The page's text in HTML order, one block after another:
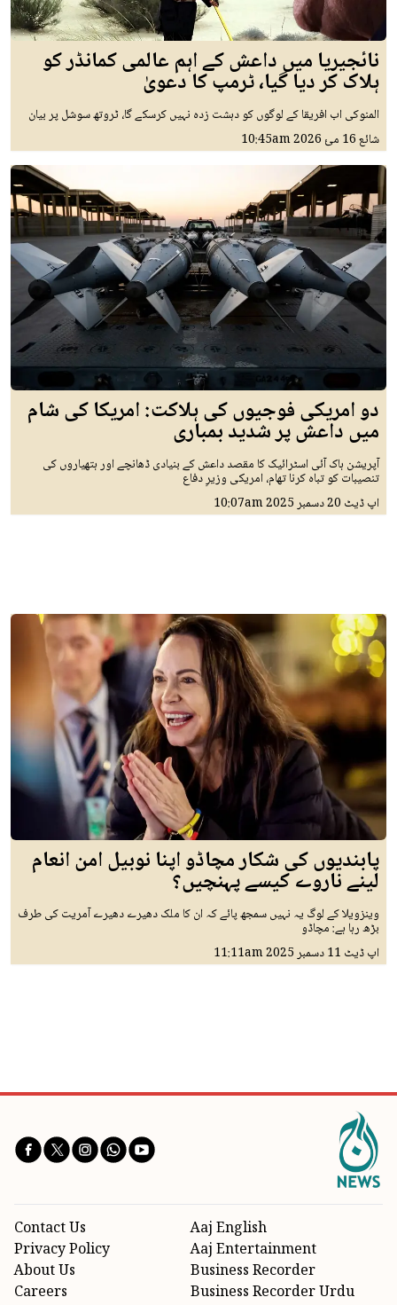
نائجیریا میں داعش کے اہم عالمی کمانڈر کو
ہلاک کر دیا گیا، ٹرمپ کا دعویٰ
المنوکی اب افریقا کے لوگوں کو دہشت زدہ نہیں کرسکے گا، ٹروتھ سوشل پر بیان
شائع16 مئ 2026 10:45am
دو امریکی فوجیوں کی ہلاکت: امریکا کی شام
میں داعش پر شدید بمباری
آپریشن ہاک آئی اسٹرائیک کا مقصد داعش کے بنیادی ڈھانچے اور ہتھیاروں کی
تنصیبات کو تباہ کرنا تھام، امریکی وزیرِ دفاع
اپ ڈیٹ 20 دسمبر 2025 10:07am
پابندیوں کی شکار مچاڈو اپنا نوبیل امن انعام
لینے ناروے کیسے پہنچیں؟
وینزویلا کے لوگ یہ نہیں سمجھ پائے کہ ان کا ملک دھیرے دھیرے آمریت کی طرف
بڑھ رہا ہے: مچاڈو
اپ ڈیٹ 11 دسمبر 2025 11:11am
Aaj English
Aaj Entertainment
Business Recorder
Business Recorder Urdu
Contact Us
Privacy Policy
About Us
Careers